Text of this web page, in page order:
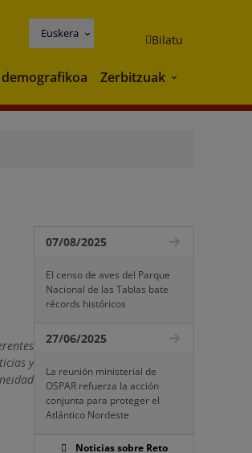
Euskera Bilatu
Zerbitzuak Zerbitzuak
y
07/08/2025
El censo de aves del Parque
Nacional de las Tablas bate
récords históricos
27/06/2025
La reunión ministerial de
OSPAR refuerza la acción
conjunta para proteger el
Atlántico Nordeste
Noticias sobre Reto